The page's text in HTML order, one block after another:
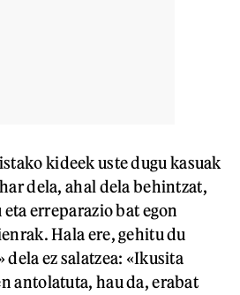
kideek uste dugu kasuak
dela, ahal dela behintzat,
erreparazio bat egon
Hala ere, gehitu du
ez salatzea: «Ikusita
antolatuta, hau da, erabat